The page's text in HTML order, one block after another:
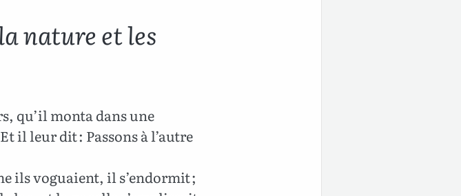
nature et les
qu’il monta dans une
il leur dit : Passons à l’autre
ils voguaient, il s’endormit ;